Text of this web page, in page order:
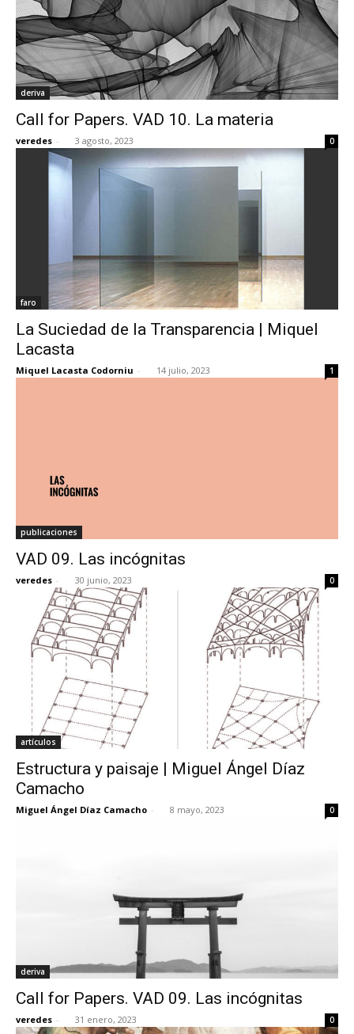
deriva
Call for Papers. VAD 10. La materia
veredes - 3 agosto, 2023 0
faro
La Suciedad de la Transparencia | Miquel
Lacasta
Miquel Lacasta Codorniu - 14 julio, 2023 1
publicaciones
VAD 09. Las incógnitas
veredes - 30 junio, 2023 0
artículos
Estructura y paisaje | Miguel Ángel Díaz
Camacho
Miguel Ángel Díaz Camacho - 8 mayo, 2023 0
deriva
Call for Papers. VAD 09. Las incógnitas
veredes - 31 enero, 2023 0